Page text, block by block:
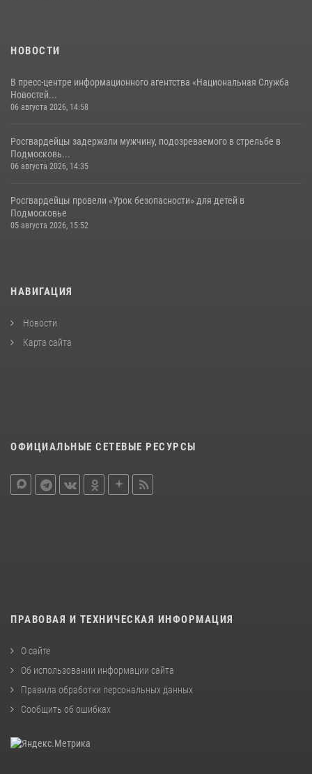
НОВОСТИ
В пресс-центре информационного агентства «Национальная Служба
Новостей...
06 августа 2026, 14:58
Росгвардейцы задержали мужчину, подозреваемого в стрельбе в
Подмосковь...
06 августа 2026, 14:35
Росгвардейцы провели «Урок безопасности» для детей в
Подмосковье
05 августа 2026, 15:52
НАВИГАЦИЯ
Новости
Карта сайта
ОФИЦИАЛЬНЫЕ СЕТЕВЫЕ РЕСУРСЫ
ПРАВОВАЯ И ТЕХНИЧЕСКАЯ ИНФОРМАЦИЯ
О сайте
Об использовании информации сайта
Правила обработки персональных данных
Сообщить об ошибках